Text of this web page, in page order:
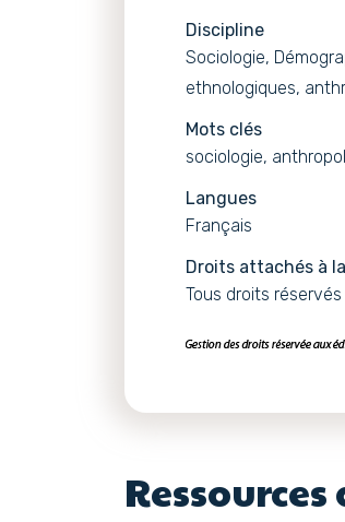
Discipline
Sociologie,
ethnologiques,
Mots clés
sociologie,
Langues
Français
Droits attachés à
Tous droits réservés
Ressources